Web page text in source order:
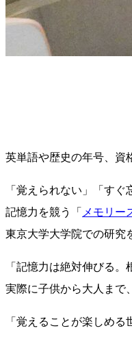
英単語や歴史の年号、資
「覚えられない」「すぐ
記憶力を競う「 メモリー
東京大学大学院での研究
「記憶力は絶対伸びる
実際に子供から大人まで
「覚えることが楽しめ